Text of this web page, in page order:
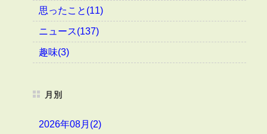
思ったこと(11)
ニュース(137)
趣味(3)
月別
2026年08月(2)